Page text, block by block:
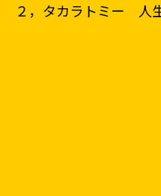
２，タカラトミー 人